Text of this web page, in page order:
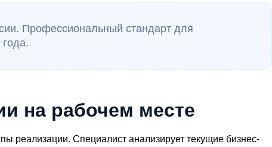
Профессиональный стандарт для
на рабочем месте
реализации. Специалист анализирует текущие бизнес-